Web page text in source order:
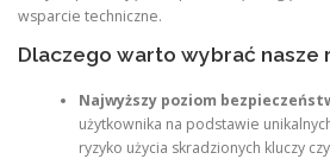
wsparcie techniczne.
Dlaczego warto wybrać nasze
Najwyższy poziom
użytkownika na podstawie
ryzyko użycia skradzionych kluczy